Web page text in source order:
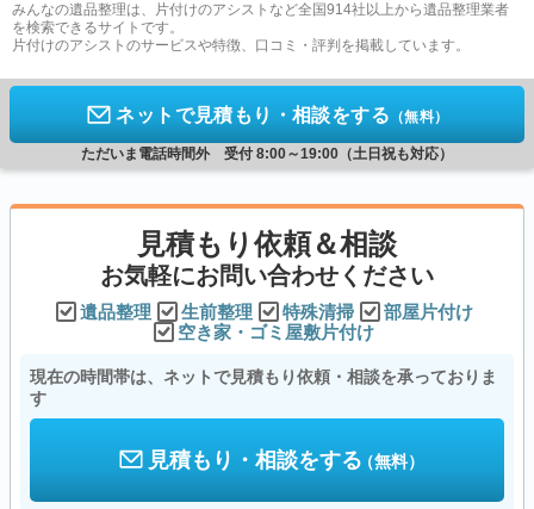
みんなの遺品整理は、片付けのアシストなど全国914社以上から遺品整理業者
を検索できるサイトです。
片付けのアシストのサービスや特徴、口コミ・評判を掲載しています。
ネットで見積もり・相談をする （無料）
ただいま電話時間外 受付 8:00～19:00（土日祝も対応）
見積もり依頼＆相談
お気軽にお問い合わせください
遺品整理 生前整理 特殊清掃
部屋片付け
空き家・ゴミ屋敷片付け
現在の時間帯は、ネットで見積もり依頼・相談を承っておりま
す
見積もり・相談をする（無料）